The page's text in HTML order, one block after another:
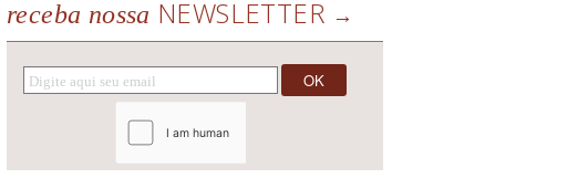
receba nossa NEWSLETTER